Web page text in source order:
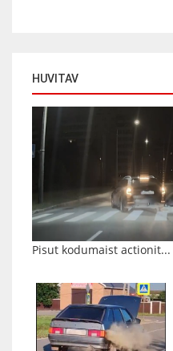
HUVITAV
Pisut kodumaist actionit...